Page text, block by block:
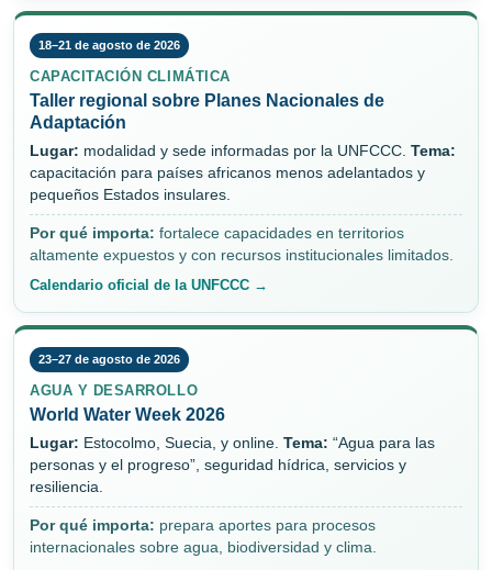
18–21 de agosto de 2026
CAPACITACIÓN CLIMÁTICA
Taller regional sobre Planes Nacionales de
Adaptación
Lugar: modalidad y sede informadas por la UNFCCC. Tema:
capacitación para países africanos menos adelantados y
pequeños Estados insulares.
Por qué importa: fortalece capacidades en territorios
altamente expuestos y con recursos institucionales limitados.
Calendario oficial de la UNFCCC →
23–27 de agosto de 2026
AGUA Y DESARROLLO
World Water Week 2026
Lugar: Estocolmo, Suecia, y online. Tema: “Agua para las
personas y el progreso”, seguridad hídrica, servicios y
resiliencia.
Por qué importa: prepara aportes para procesos
internacionales sobre agua, biodiversidad y clima.